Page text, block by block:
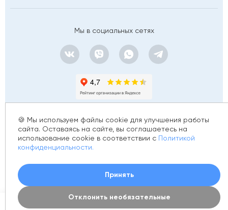
Мы в социальных сетях
© 2012 - 2026 golfstim.ru
ОГРН 304370234902057
🍪 Мы используем файлы cookie для улучшения работы
сайта. Оставаясь на сайте, вы соглашаетесь на
использование cookie в соответствии с Политикой
конфиденциальности.
Принять
Отклонить необязательные